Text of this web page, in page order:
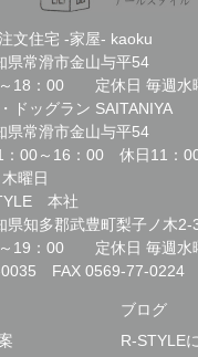
文住宅 -家屋- kaoku
県常滑市金山与平54
～18：00 定休日 毎週水
ドッグラン SAITANIYA
県常滑市金山与平54
：00～16：00 休日11：
曜日
本社
県知多郡武豊町梨子ノ木2-
～19：00 定休日 毎週水
FAX 0569-77-0224
ブログ
R-STYLE